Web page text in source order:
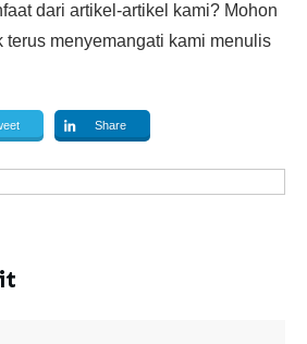
dari artikel-artikel kami? Mohon
terus menyemangati kami menulis
Share